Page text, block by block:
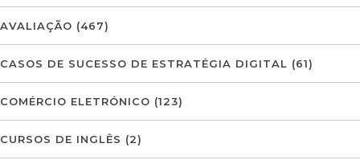
AVALIAÇÃO (467)
CASOS DE SUCESSO DE ESTRATÉGIA DIGITAL (61)
COMÉRCIO ELETRÓNICO (123)
CURSOS DE INGLÊS (2)